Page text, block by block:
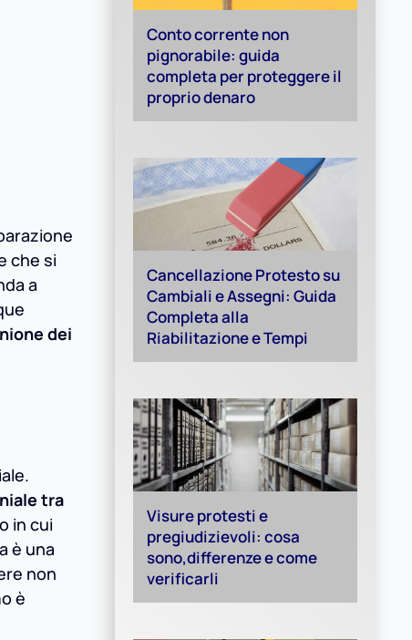
che si
a
dei
tra
in cui
è una
non
è
Conto corrente non
pignorabile: guida
completa per proteggere il
proprio denaro
Cancellazione Protesto su
Cambiali e Assegni: Guida
Completa alla
Riabilitazione e Tempi
Visure protesti e
pregiudizievoli: cosa
sono,differenze e come
verificarli